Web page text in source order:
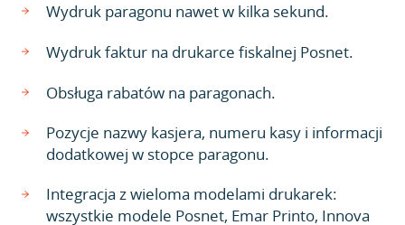
Wydruk paragonu nawet w kilka sekund.
Wydruk faktur na drukarce fiskalnej Posnet.
Obsługa rabatów na paragonach.
Pozycje nazwy kasjera, numeru kasy i informacji
dodatkowej w stopce paragonu.
Integracja z wieloma modelami drukarek:
wszystkie modele Posnet, Emar Printo, Innova